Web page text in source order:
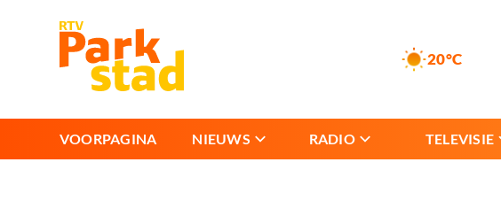
20°C
VOORPAGINA NIEUWS RADIO TELEVISIE